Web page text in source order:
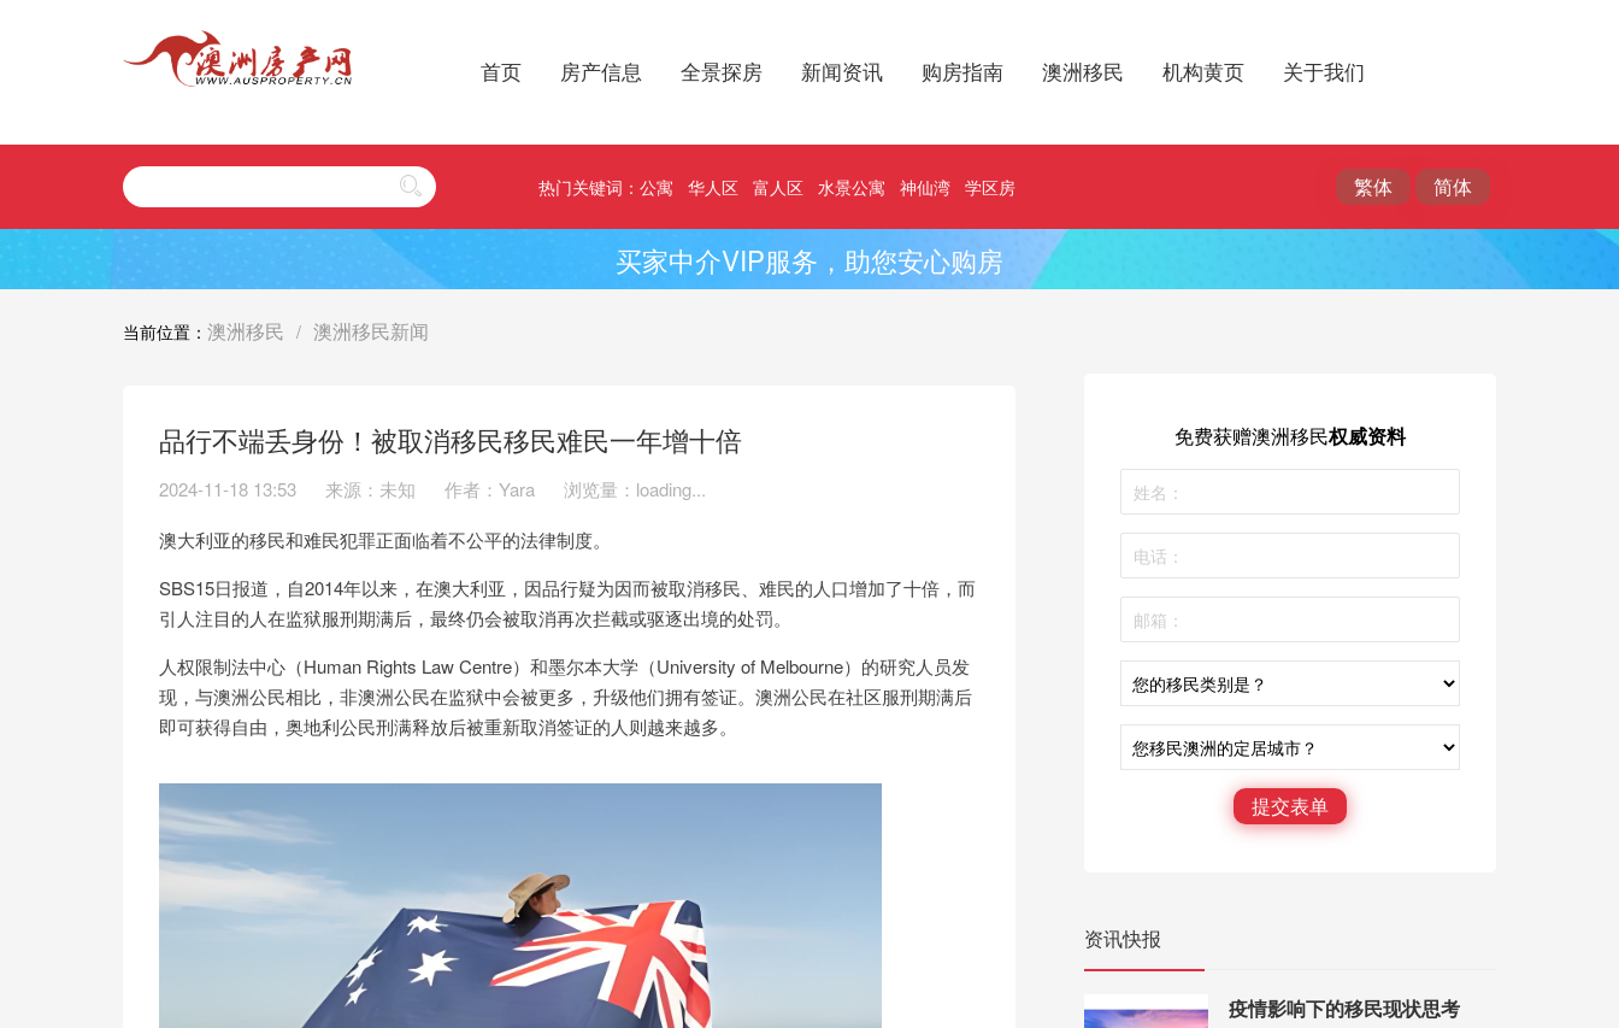
首页 房产信息 全景探房 新闻资讯 购房指南 澳洲移民 机构黄页 关于我们
热门关键词： 公寓 华人区 富人区 水景公寓 神仙湾 学区房
买家中介VIP服务，助您安心购房
当前位置： 澳洲移民 / 澳洲移民新闻
品行不端丢身份！被取消移民移民难民一年增十倍
2024-11-18 13:53 来源：未知 作者：Yara 浏览量： loading...
澳大利亚的移民和难民犯罪正面临着不公平的法律制度。
SBS15日报道，自2014年以来，在澳大利亚，因品行疑为因而被取消移民、难民的人口增加了十倍，而
引人注目的人在监狱服刑期满后，最终仍会被取消再次拦截或驱逐出境的处罚。
人权限制法中心（Human Rights Law Centre）和墨尔本大学（University of Melbourne）的研究人员发
现，与澳洲公民相比，非澳洲公民在监狱中会被更多，升级他们拥有签证。澳洲公民在社区服刑期满后
即可获得自由，奥地利公民刑满释放后被重新取消签证的人则越来越多。
免费获赠澳洲移民权威资料
提交表单
资讯快报
疫情影响下的移民现状思考